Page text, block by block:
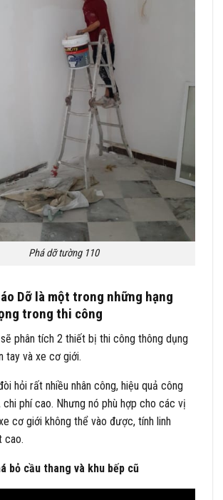
Phá dỡ tường 110
Dỡ là một trong những hạng
trong thi công
phân tích 2 thiết bị thi công thông dụng
tay và xe cơ giới.
hỏi rất nhiều nhân công, hiệu quả công
phí cao. Nhưng nó phù hợp cho các vị
cơ giới không thể vào được, tính linh
cao.
bỏ cầu thang và khu bếp cũ